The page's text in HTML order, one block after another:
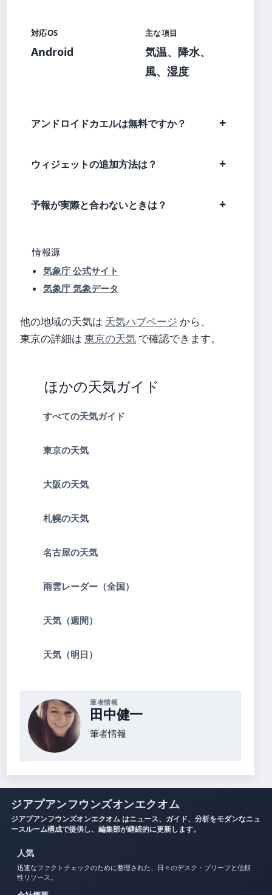
対応OS
Android
主な項目
気温、降水、
風、湿度
アンドロイドカエルは無料ですか？
ウィジェットの追加方法は？
予報が実際と合わないときは？
情報源
気象庁 公式サイト
気象庁 気象データ
他の地域の天気は 天気ハブページ から、
東京の詳細は 東京の天気 で確認できます。
ほかの天気ガイド
すべての天気ガイド
東京の天気
大阪の天気
札幌の天気
名古屋の天気
雨雲レーダー（全国）
天気（週間）
天気（明日）
筆者情報
田中健一
筆者情報
ジアプアンフウンズオンエクオム
ジアプアンフウンズオンエクオム はニュース、ガイド、分析をモダンなニュ
ースルーム構成で提供し、編集部が継続的に更新します。
人気
迅速なファクトチェックのために整理された、日々のデスク・ブリーフと信頼
性リソース。